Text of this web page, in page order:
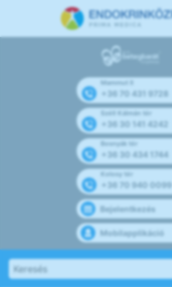
Mammut II
+36 70 431 9728
Széll Kálmán tér
+36 30 141 4242
Bosnyák tér
+36 30 434 1744
Kolosy tér
+36 70 940 0099
Bejelentkezés
Mobilapplikáció